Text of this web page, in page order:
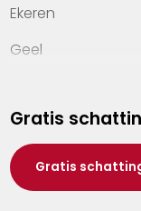
Ekeren
Geel
Hasselt
Heist-op-den-
Herentals
Gratis
Gratis